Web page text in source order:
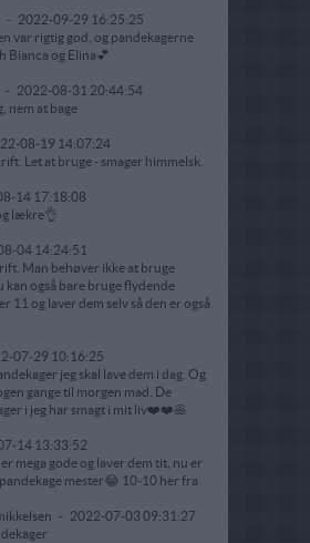
- 2022-09-29 16:25:25
var rigtig god, og pandekagerne
Bianca og Elina💕
- 2022-08-31 20:44:54
nem at bage
08-19 14:07:24
Let at bruge - smager himmelsk.
14 17:18:08
lækre👌
04 14:24:51
Man behøver ikke at bruge
kan også bare bruge flydende
11 og laver dem selv så den er også
07-29 10:16:25
jeg skal lave dem i dag. Og
gange til morgen mad. De
i jeg har smagt i mit liv❤️❤️🥞
14 13:33:52
er mega gode og laver dem tit, nu er
mester😂 10-10 her fra
- 2022-07-03 09:31:27